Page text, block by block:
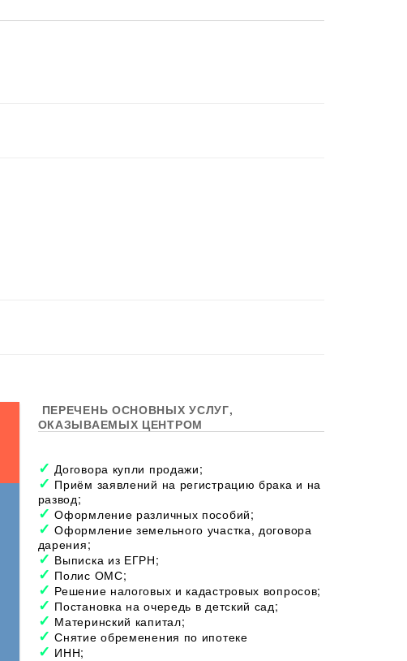
ПЕРЕЧЕНЬ ОСНОВНЫХ УСЛУГ,
ОКАЗЫВАЕМЫХ ЦЕНТРОМ
Договора купли продажи;
Приём заявлений на регистрацию брака и на
развод;
Оформление различных пособий;
Оформление земельного участка, договора
дарения;
Выписка из ЕГРН;
Полис ОМС;
Решение налоговых и кадастровых вопросов;
Постановка на очередь в детский сад;
Материнский капитал;
Снятие обременения по ипотеке
ИНН;